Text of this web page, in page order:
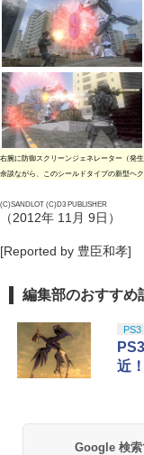
右腕に防御スクリーンジェネレーター（発
余談ながら、このシールドタイプの新型ヘ
(C)SANDLOT (C)D3 PUBLISHER
（2012年 11月 9日）
[Reported by 豊臣和孝]
編集部のおすすめ
PS3
近！
Google 検索